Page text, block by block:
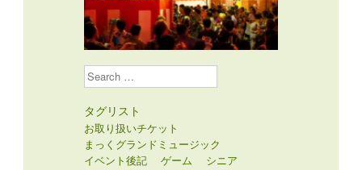
Search
タグリスト
お取り扱いチケット
まっくグランドミュージック
イベント後記
ゲーム
シニア